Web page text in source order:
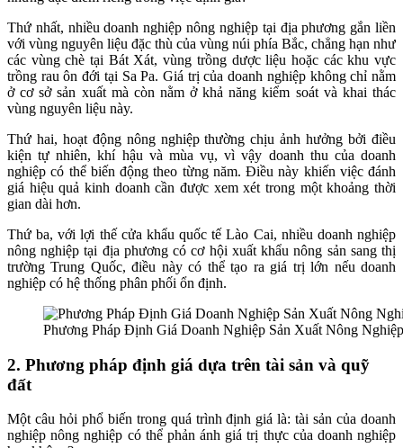
Thứ nhất, nhiều doanh nghiệp nông nghiệp tại địa phương gắn liền
với vùng nguyên liệu đặc thù của vùng núi phía Bắc, chẳng hạn như
các vùng chè tại Bát Xát, vùng trồng dược liệu hoặc các khu vực
trồng rau ôn đới tại Sa Pa. Giá trị của doanh nghiệp không chỉ nằm
ở cơ sở sản xuất mà còn nằm ở khả năng kiểm soát và khai thác
vùng nguyên liệu này.
Thứ hai, hoạt động nông nghiệp thường chịu ảnh hưởng bởi điều
kiện tự nhiên, khí hậu và mùa vụ, vì vậy doanh thu của doanh
nghiệp có thể biến động theo từng năm. Điều này khiến việc đánh
giá hiệu quả kinh doanh cần được xem xét trong một khoảng thời
gian dài hơn.
Thứ ba, với lợi thế cửa khẩu quốc tế Lào Cai, nhiều doanh nghiệp
nông nghiệp tại địa phương có cơ hội xuất khẩu nông sản sang thị
trường Trung Quốc, điều này có thể tạo ra giá trị lớn nếu doanh
nghiệp có hệ thống phân phối ổn định.
Phương Pháp Định Giá Doanh Nghiệp Sản Xuất Nông
2. Phương pháp định giá dựa trên tài sản và quỹ
đất
Một câu hỏi phổ biến trong quá trình định giá là: tài sản của doanh
nghiệp nông nghiệp có thể phản ánh giá trị thực của doanh nghiệp